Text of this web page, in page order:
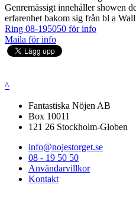
Genremässigt innehåller showen
erfarenhet bakom sig från bl a
Ring 08-195050 för info
Maila för info
^
Fantastiska Nöjen AB
Box 10011
121 26 Stockholm-Globen
info@nojestorget.se
08 - 19 50 50
Användarvillkor
Kontakt